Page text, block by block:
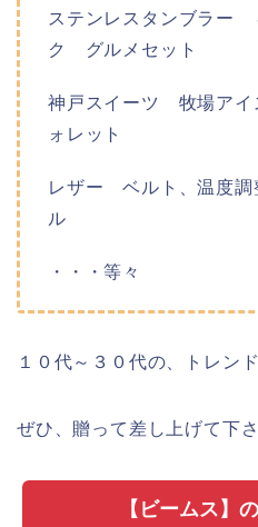
ステンレスタンブラー
ク グルメセット
神戸スイーツ 牧場アイ
ォレット
レザー ベルト、温度
ル
・・・等々
１０代～３０代の、トレン
ぜひ、贈って差し上げて下さ
【ビームス】